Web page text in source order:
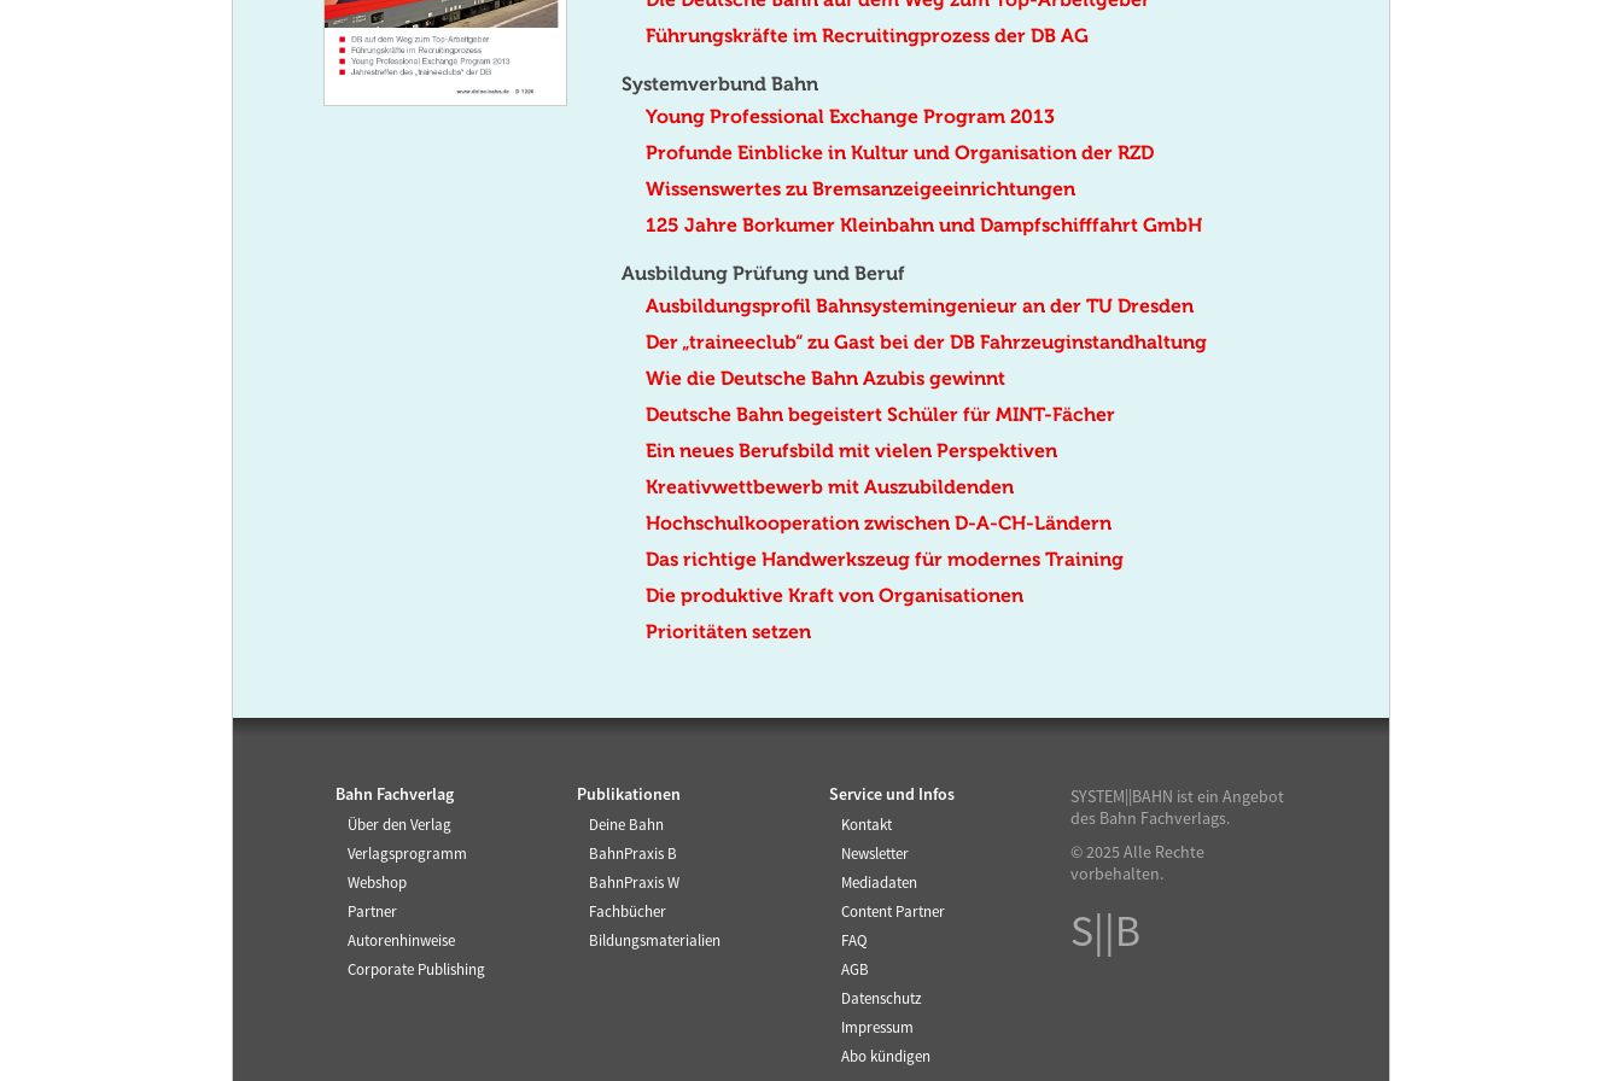
Führungskräfte im Recruitingprozess der DB AG
Systemverbund Bahn
Young Professional Exchange Program 2013
Profunde Einblicke in Kultur und Organisation der RZD
Wissenswertes zu Bremsanzeigeeinrichtungen
125 Jahre Borkumer Kleinbahn und Dampfschifffahrt GmbH
Ausbildung Prüfung und Beruf
Ausbildungsprofil Bahnsystemingenieur an der TU Dresden
Der „traineeclub“ zu Gast bei der DB Fahrzeuginstandhaltung
Wie die Deutsche Bahn Azubis gewinnt
Deutsche Bahn begeistert Schüler für MINT-Fächer
Ein neues Berufsbild mit vielen Perspektiven
Kreativwettbewerb mit Auszubildenden
Hochschulkooperation zwischen D-A-CH-Ländern
Das richtige Handwerkszeug für modernes Training
Die produktive Kraft von Organisationen
Prioritäten setzen
Bahn Fachverlag
Über den Verlag
Verlagsprogramm
Webshop
Partner
Autorenhinweise
Corporate Publishing
Publikationen
Deine Bahn
BahnPraxis B
BahnPraxis W
Fachbücher
Bildungsmaterialien
Service und Infos
Kontakt
Newsletter
Mediadaten
Content Partner
FAQ
AGB
Datenschutz
Impressum
Abo kündigen
SYSTEM||BAHN ist ein Angebot
des Bahn Fachverlags.
© 2025 Alle Rechte
vorbehalten.
S||B